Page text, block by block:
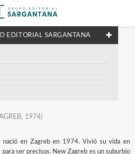
EDITORIAL SARGANTANA
1974)
nació en Zagreb en 1974. Vivió su vida en
para ser precisos. New Zagreb es un suburbio